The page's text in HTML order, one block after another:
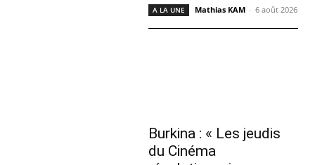
A LA UNE Mathias KAM - 6 août 2026
Burkina : « Les jeudis
du Cinéma